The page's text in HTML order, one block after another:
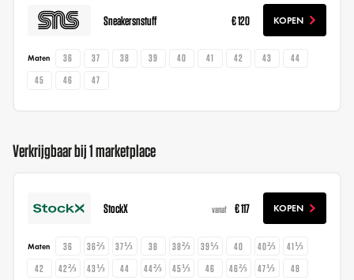
Sneakersnstuff € 120 KOPEN
Maten 36 37 38 39 40 41 42 43
44
45
46 47
Verkrijgbaar bij 1 marketplace
StockX vanaf € 117 KOPEN
Maten 36 36⅔ 37⅓ 38 38⅔ 39⅓ 40 40⅔
41⅓
42
42⅔ 43⅓ 44 44⅔ 45⅓ 46 46⅔ 47⅓
48